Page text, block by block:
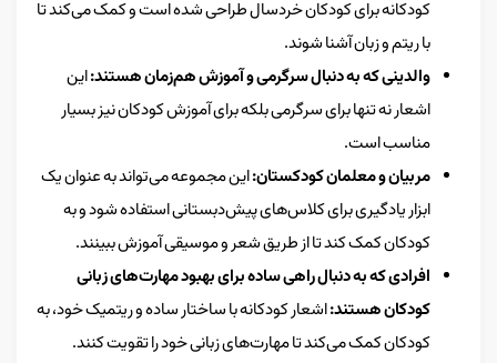
کودکانه برای کودکان خردسال طراحی شده است و کمک می‌کند تا
با ریتم و زبان آشنا شوند.
والدینی که به دنبال سرگرمی و آموزش هم‌زمان هستند:این
اشعار نه تنها برای سرگرمی بلکه برای آموزش کودکان نیز بسیار
مناسب است.
مربیان و معلمان کودکستان:این مجموعه می‌تواند به عنوان یک
ابزار یادگیری برای کلاس‌های پیش‌دبستانی استفاده شود و به
کودکان کمک کند تا از طریق شعر و موسیقی آموزش ببینند.
افرادی که به دنبال راهی ساده برای بهبود مهارت‌های زبانی
کودکان هستند:اشعار کودکانه با ساختار ساده و ریتمیک خود، به
کودکان کمک می‌کند تا مهارت‌های زبانی خود را تقویت کنند.